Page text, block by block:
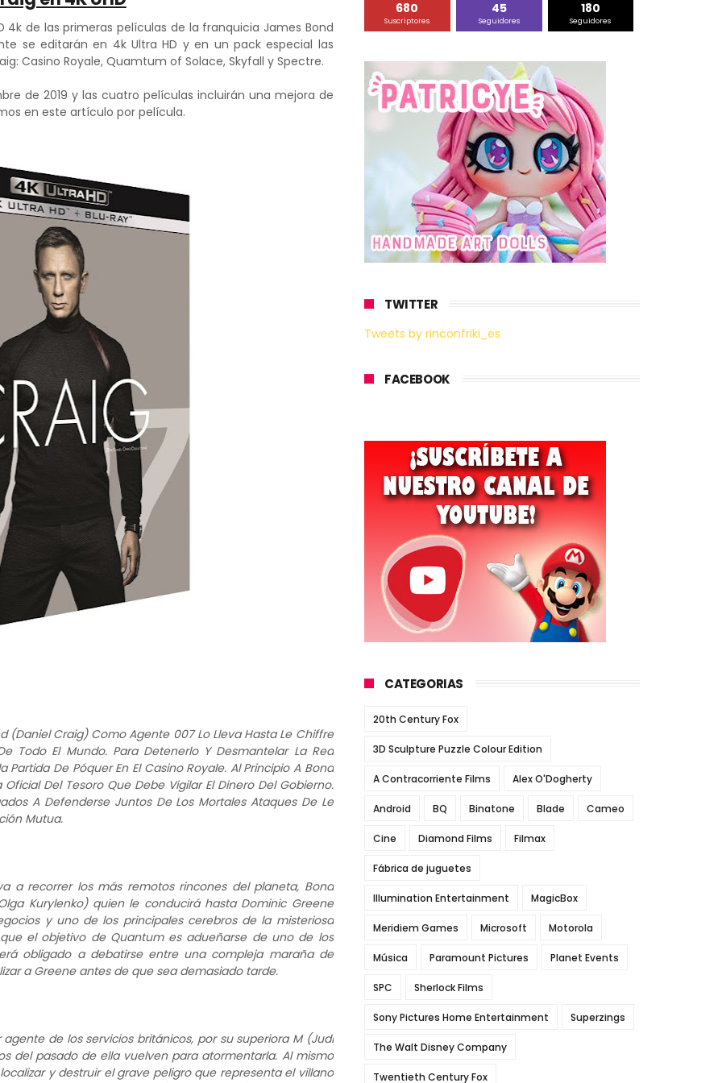
4k de las primeras películas de la franquicia James Bond
se editarán en 4k Ultra HD y en un pack especial las
Casino Royale, Quamtum of Solace, Skyfall y Spectre.
de 2019 y las cuatro películas incluirán una mejora de
en este artículo por película.
(Daniel Craig) Como Agente 007 Lo Lleva Hasta Le Chiffre
Todo El Mundo. Para Detenerlo Y Desmantelar La Red
De Póquer En El Casino Royale. Al Principio A Bond
Del Tesoro Que Debe Vigilar El Dinero Del Gobierno.
A Defenderse Juntos De Los Mortales Ataques De Le
Mutua.
a recorrer los más remotos rincones del planeta, Bond
Kurylenko) quien le conducirá hasta Dominic Greene
y uno de los principales cerebros de la misteriosa
el objetivo de Quantum es adueñarse de uno de los
obligado a debatirse entre una compleja maraña de
a Greene antes de que sea demasiado tarde.
de los servicios británicos, por su superiora M (Judi
del pasado de ella vuelven para atormentarla. Al mismo
y destruir el grave peligro que representa el villano
680
Suscriptores
45
Seguidores
180
Seguidores
TWITTER
Tweets by rinconfriki_es
FACEBOOK
CATEGORIAS
20th Century Fox
3D Sculpture Puzzle Colour Edition
A Contracorriente Films Alex O'Dogherty
Android BQ Binatone Blade Cameo
Cine Diamond Films Filmax
Fábrica de juguetes
Illumination Entertainment MagicBox
Meridiem Games Microsoft Motorola
Música Paramount Pictures Planet Events
SPC Sherlock Films
Sony Pictures Home Entertainment Superzings
The Walt Disney Company
Twentieth Century Fox